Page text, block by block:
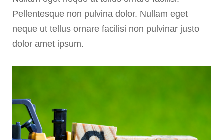
Pellentesque non pulvina dolor. Nullam eget
neque ut tellus ornare facilisi non pulvinar justo
dolor amet ipsum.